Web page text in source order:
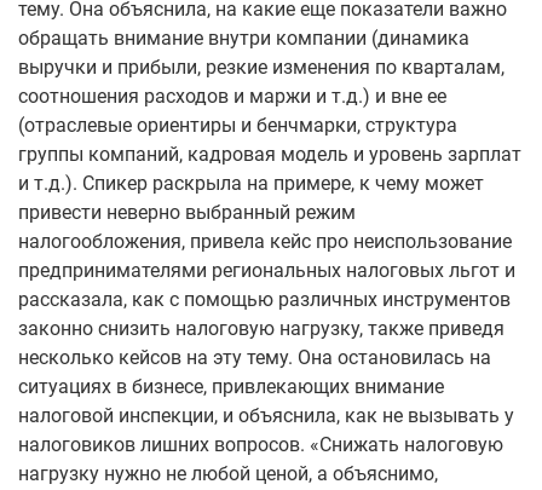
тему. Она объяснила, на какие еще показатели важно
обращать внимание внутри компании (динамика
выручки и прибыли, резкие изменения по кварталам,
соотношения расходов и маржи и т.д.) и вне ее
(отраслевые ориентиры и бенчмарки, структура
группы компаний, кадровая модель и уровень зарплат
и т.д.). Спикер раскрыла на примере, к чему может
привести неверно выбранный режим
налогообложения, привела кейс про неиспользование
предпринимателями региональных налоговых льгот и
рассказала, как с помощью различных инструментов
законно снизить налоговую нагрузку, также приведя
несколько кейсов на эту тему. Она остановилась на
ситуациях в бизнесе, привлекающих внимание
налоговой инспекции, и объяснила, как не вызывать у
налоговиков лишних вопросов. «Снижать налоговую
нагрузку нужно не любой ценой, а объяснимо,